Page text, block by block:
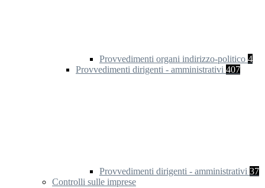
Provvedimenti organi indirizzo-politico 4
Provvedimenti dirigenti - amministrativi 407
Provvedimenti dirigenti - amministrativi 37
Controlli sulle imprese